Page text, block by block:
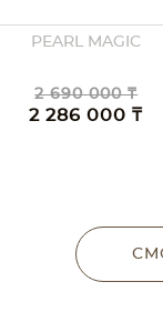
PEARL MAGIC
2 690 000 ₸
2 286 000 ₸